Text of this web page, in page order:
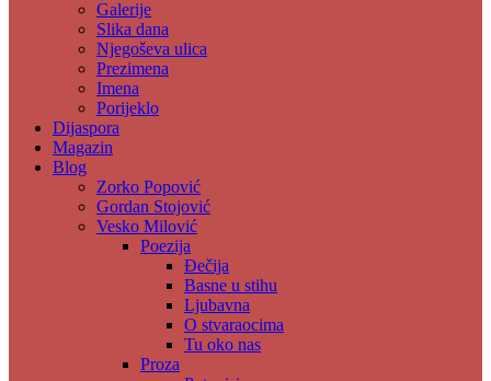
Galerije
Slika dana
Njegoševa ulica
Prezimena
Imena
Porijeklo
Dijaspora
Magazin
Blog
Zorko Popović
Gordan Stojović
Vesko Milović
Poezija
Đečija
Basne u stihu
Ljubavna
O stvaraocima
Tu oko nas
Proza